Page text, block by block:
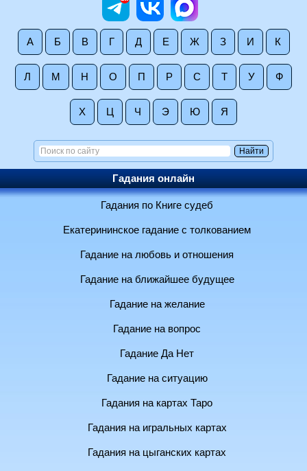
А Б В Г Д Е Ж З И К
Л М Н О П Р С Т У Ф
Х Ц Ч Э Ю Я
Гадания онлайн
Гадания по Книге судеб
Екатерининское гадание с толкованием
Гадание на любовь и отношения
Гадание на ближайшее будущее
Гадание на желание
Гадание на вопрос
Гадание Да Нет
Гадание на ситуацию
Гадания на картах Таро
Гадания на игральных картах
Гадания на цыганских картах